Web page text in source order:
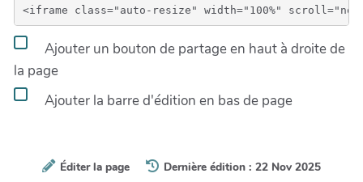
Ajouter un bouton de partage en haut à droite de
la page
Ajouter la barre d'édition en bas de page
Éditer la page
Dernière édition : 22 Nov 2025